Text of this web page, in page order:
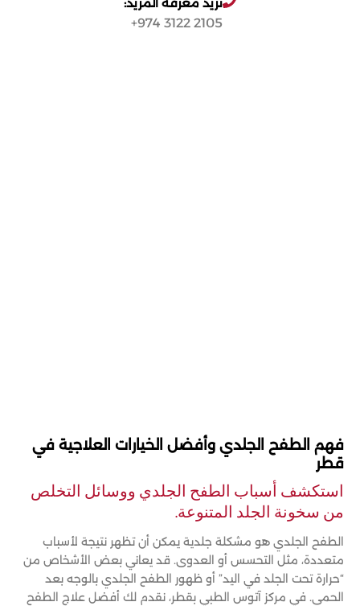
2105 3122 974+
فهم الطفح الجلدي وأفضل الخيارات العلاجية في
قطر
استكشف أسباب الطفح الجلدي ووسائل التخلص
من سخونة الجلد المتنوعة.
الطفح الجلدي هو مشكلة جلدية يمكن أن تظهر نتيجة لأسباب
متعددة، مثل التحسس أو العدوى. قد يعاني بعض الأشخاص من
“حرارة تحت الجلد في اليد” أو ظهور الطفح الجلدي بالوجه بعد
الحمى. في مركز آتوس الطبي بقطر، نقدم لك أفضل علاج الطفح